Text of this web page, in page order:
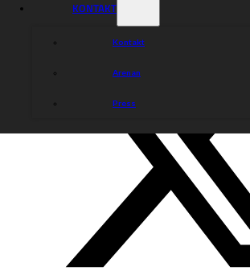
KONTAKT
Kontakt
Arenan
Press